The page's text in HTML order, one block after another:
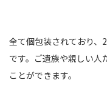
全て個包装されており、
です。ご遺族や親しい人
ことができます。